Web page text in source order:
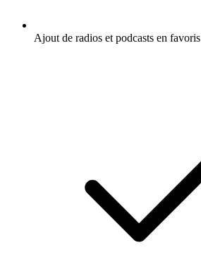
Ajout de radios et podcasts en favoris